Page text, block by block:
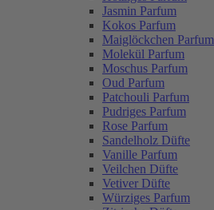
Jasmin Parfum
Kokos Parfum
Maiglöckchen Parfum
Molekül Parfum
Moschus Parfum
Oud Parfum
Patchouli Parfum
Pudriges Parfum
Rose Parfum
Sandelholz Düfte
Vanille Parfum
Veilchen Düfte
Vetiver Düfte
Würziges Parfum